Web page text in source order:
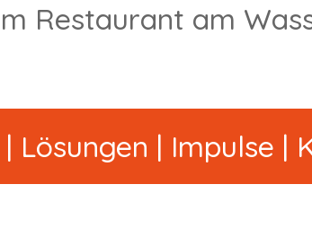
Restaurant am
Lösungen | Impulse |